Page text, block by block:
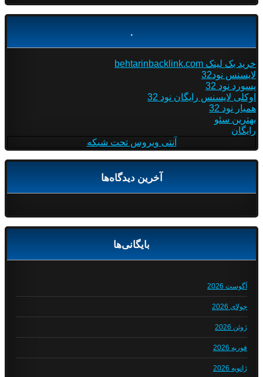
.
خرید بک لینک behtarinbacklink.com
لایسنس نود32
پسورد نود 32
اوکلی لایسنس رایگان نود 32
همیار نود 32
بهترین سئو
رایگان
آنتی ویروس تحت شبکه
آخرین دیدگاه‌ها
بایگانی‌ها
آگوست 2026
جولای 2026
ژوئن 2026
فوریه 2026
ژانویه 2026